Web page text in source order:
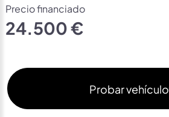
Precio financiado
24.500 €
Probar vehículo